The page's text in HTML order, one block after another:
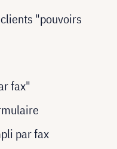
"pouvoirs
fax"
par fax